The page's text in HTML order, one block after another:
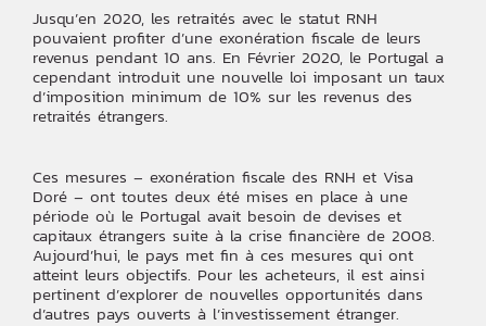
Jusqu’en 2020, les retraités avec le statut RNH
pouvaient profiter d’une exonération fiscale de leurs
revenus pendant 10 ans. En Février 2020, le Portugal a
cependant introduit une nouvelle loi imposant un taux
d’imposition minimum de 10% sur les revenus des
retraités étrangers.
Ces mesures – exonération fiscale des RNH et Visa
Doré – ont toutes deux été mises en place à une
période où le Portugal avait besoin de devises et
capitaux étrangers suite à la crise financière de 2008.
Aujourd’hui, le pays met fin à ces mesures qui ont
atteint leurs objectifs. Pour les acheteurs, il est ainsi
pertinent d’explorer de nouvelles opportunités dans
d’autres pays ouverts à l’investissement étranger.